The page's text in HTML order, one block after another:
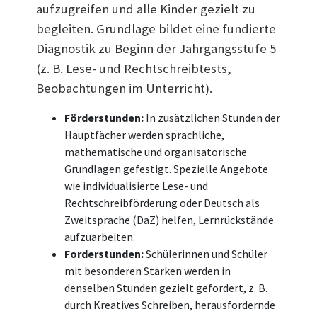
aufzugreifen und alle Kinder gezielt zu
begleiten. Grundlage bildet eine fundierte
Diagnostik zu Beginn der Jahrgangsstufe 5
(z. B. Lese- und Rechtschreibtests,
Beobachtungen im Unterricht).
Förderstunden:In zusätzlichen Stunden der
Hauptfächer werden sprachliche,
mathematische und organisatorische
Grundlagen gefestigt. Spezielle Angebote
wie individualisierte Lese- und
Rechtschreibförderung oder Deutsch als
Zweitsprache (DaZ) helfen, Lernrückstände
aufzuarbeiten.
Forderstunden:Schülerinnen und Schüler
mit besonderen Stärken werden in
denselben Stunden gezielt gefordert, z. B.
durch Kreatives Schreiben, herausfordernde